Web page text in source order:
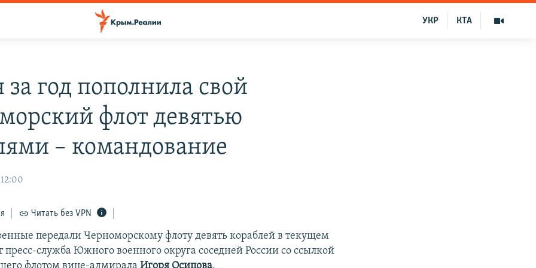
КТА
УКР
за год пополнила свой
флот девятью
– командование
Читать без VPN
передали Черноморскому флоту девять кораблей в текущем
пресс-служба Южного военного округа соседней России со ссылкой